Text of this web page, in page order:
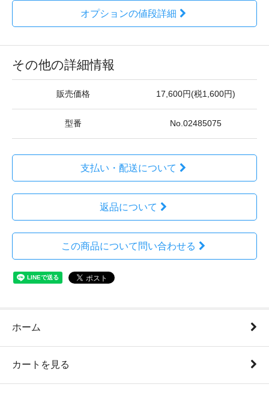
オプションの値段詳細
その他の詳細情報
販売価格 17,600円(税1,600円)
型番 No.02485075
支払い・配送について
返品について
この商品について問い合わせる
ホーム
カートを見る